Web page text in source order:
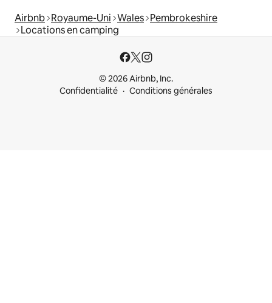
Airbnb Royaume-Uni Wales Pembrokeshire
Locations en camping
© 2026 Airbnb, Inc.
Confidentialité
Conditions générales